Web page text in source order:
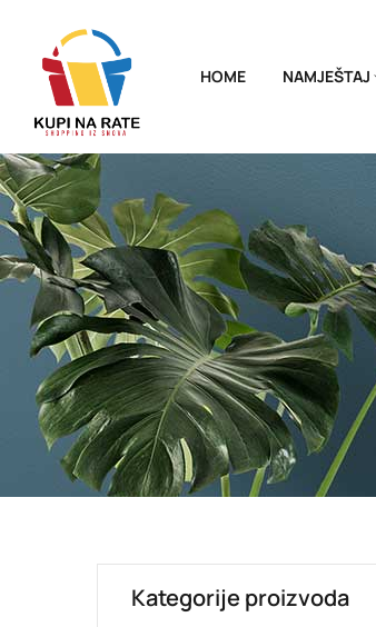
HOME NAMJEŠTAJ
Kategorije proizvoda